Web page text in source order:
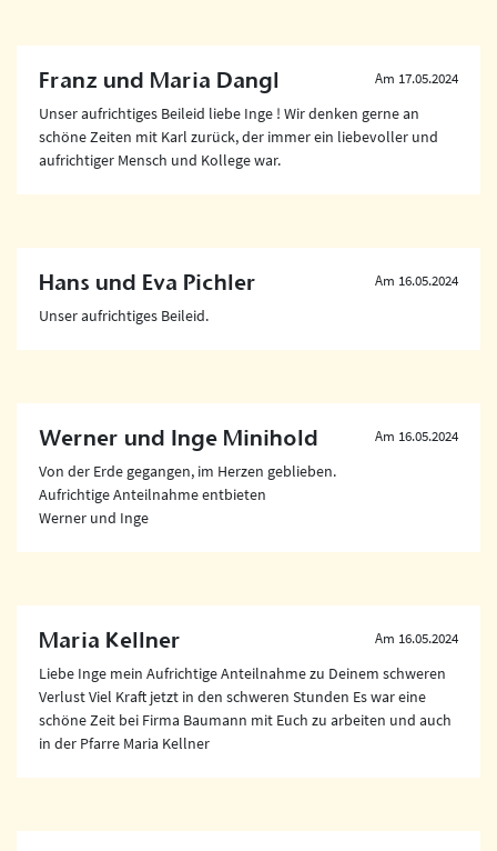
Am 17.05.2024
Franz und Maria Dangl
Unser aufrichtiges Beileid liebe Inge ! Wir denken gerne an
schöne Zeiten mit Karl zurück, der immer ein liebevoller und
aufrichtiger Mensch und Kollege war.
Am 16.05.2024
Hans und Eva Pichler
Unser aufrichtiges Beileid.
Am 16.05.2024
Werner und Inge Minihold
Von der Erde gegangen, im Herzen geblieben.
Aufrichtige Anteilnahme entbieten
Werner und Inge
Am 16.05.2024
Maria Kellner
Liebe Inge mein Aufrichtige Anteilnahme zu Deinem schweren
Verlust Viel Kraft jetzt in den schweren Stunden Es war eine
schöne Zeit bei Firma Baumann mit Euch zu arbeiten und auch
in der Pfarre Maria Kellner